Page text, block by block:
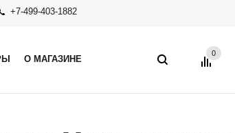
+7-499-403-1882
О МАГАЗИНЕ
0